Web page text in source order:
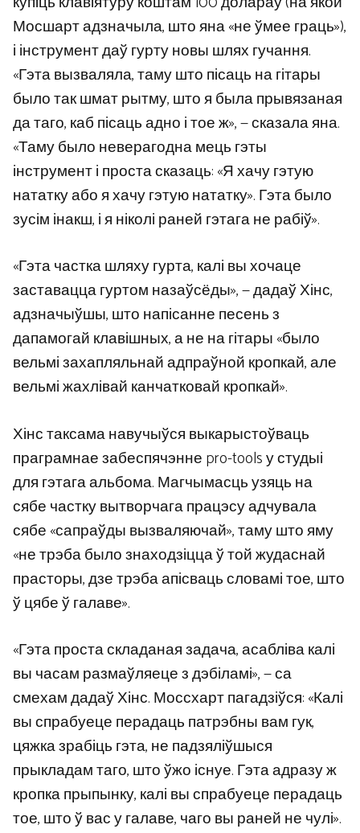
Мосшарт адзначыла, што яна «не ўмее граць»),
і інструмент даў гурту новы шлях гучання.
«Гэта вызваляла, таму што пісаць на гітары
было так шмат рытму, што я была прывязаная
да таго, каб пісаць адно і тое ж», — сказала яна.
«Таму было неверагодна мець гэты
інструмент і проста сказаць: «Я хачу гэтую
нататку або я хачу гэтую нататку». Гэта было
зусім інакш, і я ніколі раней гэтага не рабіў».
«Гэта частка шляху гурта, калі вы хочаце
заставацца гуртом назаўсёды», — дадаў Хінс,
адзначыўшы, што напісанне песень з
дапамогай клавішных, а не на гітары «было
вельмі захапляльнай адпраўной кропкай, але
вельмі жахлівай канчатковай кропкай».
Хінс таксама навучыўся выкарыстоўваць
праграмнае забеспячэнне pro-tools у студыі
для гэтага альбома. Магчымасць узяць на
сябе частку вытворчага працэсу адчувала
сябе «сапраўды вызваляючай», таму што яму
«не трэба было знаходзіцца ў той жудаснай
прасторы, дзе трэба апісваць словамі тое, што
ў цябе ў галаве».
«Гэта проста складаная задача, асабліва калі
вы часам размаўляеце з дэбіламі», — са
смехам дадаў Хінс. Моссхарт пагадзіўся: «Калі
вы спрабуеце перадаць патрэбны вам гук,
цяжка зрабіць гэта, не падзяліўшыся
прыкладам таго, што ўжо існуе. Гэта адразу ж
кропка прыпынку, калі вы спрабуеце перадаць
тое, што ў вас у галаве, чаго вы раней не чулі».